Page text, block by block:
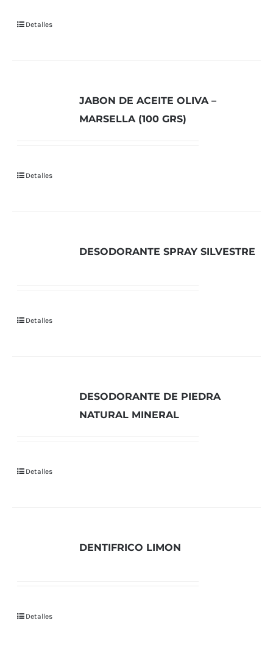
Detalles
JABON DE ACEITE OLIVA –
MARSELLA (100 GRS)
Detalles
DESODORANTE SPRAY SILVESTRE
Detalles
DESODORANTE DE PIEDRA
NATURAL MINERAL
Detalles
DENTIFRICO LIMON
Detalles